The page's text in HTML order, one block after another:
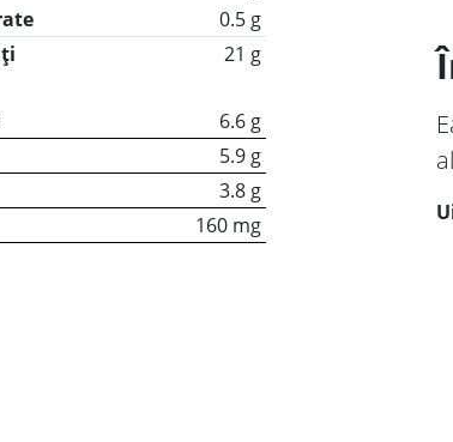
0.5 g
21 g
6.6 g
5.9 g
3.8 g
160 mg